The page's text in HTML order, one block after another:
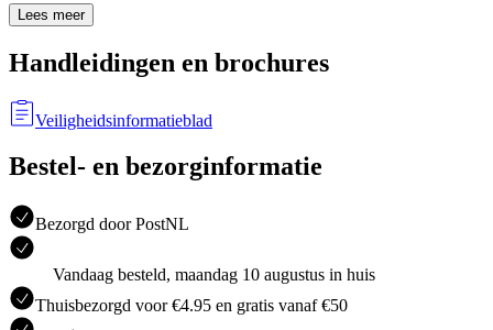
Lees meer
Handleidingen en brochures
Veiligheidsinformatieblad
Bestel- en bezorginformatie
Bezorgd door PostNL
Vandaag besteld, maandag 10 augustus in huis
Thuisbezorgd voor €4.95 en gratis vanaf €50